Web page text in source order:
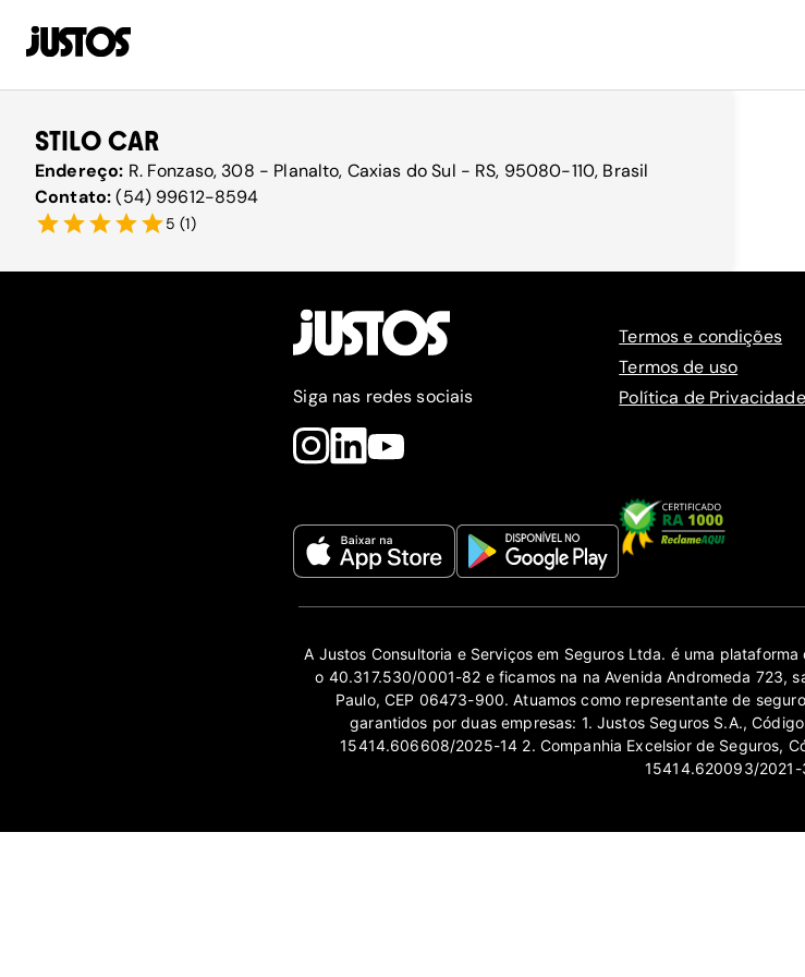
STILO CAR
Endereço: R. Fonzaso, 308 - Planalto, Caxias do Sul - RS, 95080-110, Brasil
Contato:(54) 99612-8594
5 (1)
Siga nas redes sociais
Termos e condições
Termos de uso
Política de Privacidade
A Justos Consultoria e Serviços em Seguros Ltda. é uma
o 40.317.530/0001-82 e ficamos na na Avenida Andromeda 723,
Paulo, CEP 06473-900. Atuamos como representante de
garantidos por duas empresas: 1. Justos Seguros S.A.,
15414.606608/2025-14 2. Companhia Excelsior de Seguros,
15414.620093/2021-